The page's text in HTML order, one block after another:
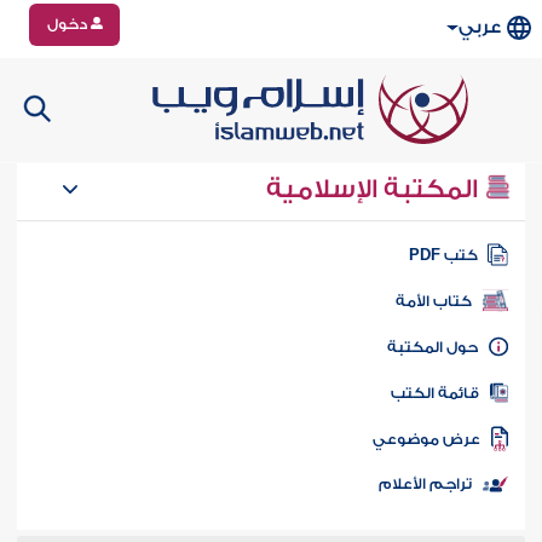
عربي دخول
المكتبة الإسلامية
كتب PDF
كتاب الأمة
المكتبة
الكتب
موضوعي